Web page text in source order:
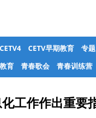
CETV4 CETV早期教育
专题
育 青春歌会 青春训练营
工作作出重要